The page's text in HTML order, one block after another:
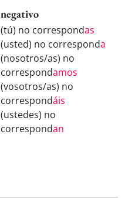
negativo
(tú) no correspondas
(usted) no corresponda
(nosotros/as) no
correspondamos
(vosotros/as) no
correspondáis
(ustedes) no
correspondan